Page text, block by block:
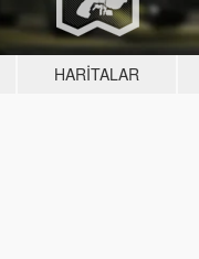
HARITALAR